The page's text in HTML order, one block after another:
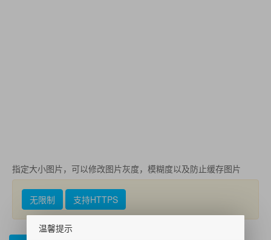
指定大小图片，可以修改图片灰度，模糊度以及防止缓存图片
无限制 支持HTTPS
温馨提示